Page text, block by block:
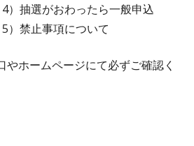
ン
ド
で
4）抽選がおわったら一般申込
5）禁止事項について
ホームページにて必ずご確認く